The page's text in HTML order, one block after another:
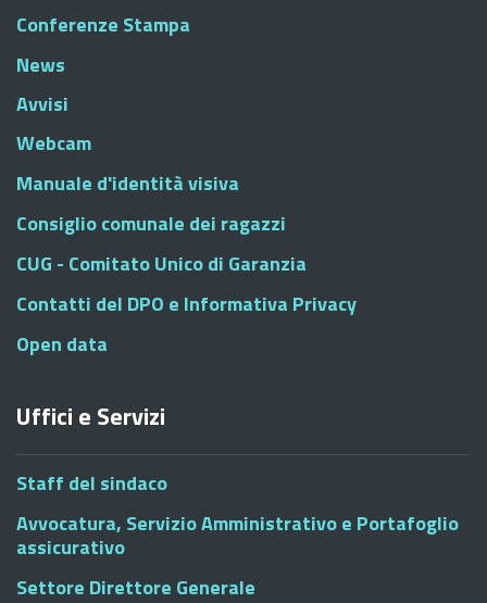
Conferenze Stampa
News
Avvisi
Webcam
Manuale d'identità visiva
Consiglio comunale dei ragazzi
CUG - Comitato Unico di Garanzia
Contatti del DPO e Informativa Privacy
Open data
Uffici e Servizi
Staff del sindaco
Avvocatura, Servizio Amministrativo e Portafoglio
assicurativo
Settore Direttore Generale